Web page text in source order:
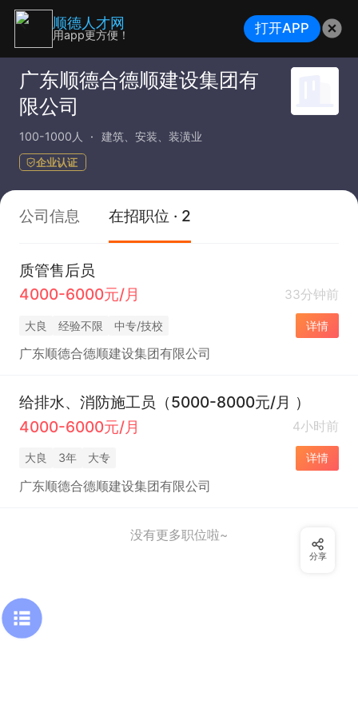
广东顺德合德顺建设集团有
限公司
100-1000人 建筑、安装、装潢业
企业认证
公司信息 在招职位 · 2
质管售后员
4000-6000元/月
33分钟前
大良 经验不限 中专/技校 详情
广东顺德合德顺建设集团有限公司
给排水、消防施工员（5000-8000元/月 ）
4000-6000元/月
4小时前
大良 3年 大专 详情
广东顺德合德顺建设集团有限公司
没有更多职位啦~
分享
顺德人才网
用app更方便！ 打开APP